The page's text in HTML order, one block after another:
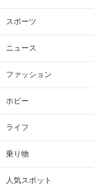
スポーツ
ニュース
ファッション
ホビー
ライフ
乗り物
人気スポット